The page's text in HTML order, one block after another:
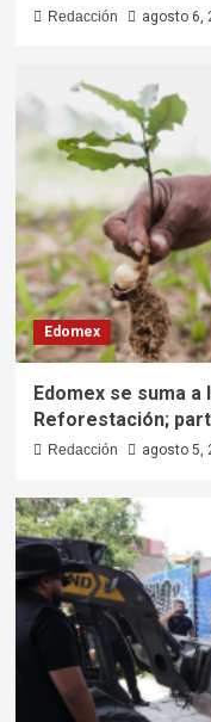
Redacción agosto 6,
Edomex
Edomex se suma a
Reforestación;
Redacción agosto 5,